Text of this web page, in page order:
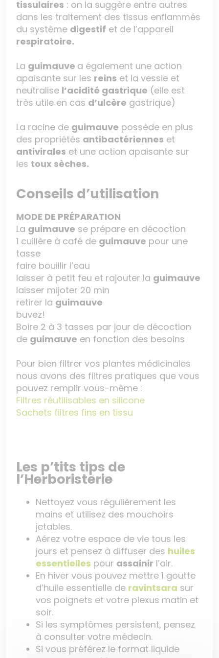
tissulaires : on la suggère entre autres
dans les traitement des tissus enflammés
du système digestif et de l’appareil
respiratoire.
La guimauve a également une action
apaisante sur les reins et la vessie et
neutralise l’acidité gastrique (elle est
très utile en cas d’ulcère gastrique)
La racine de guimauve possède en plus
des propriétés antibactériennes et
antivirales et une action apaisante sur
les toux sèches.
Conseils d’utilisation
MODE DE PRÉPARATION
La guimauve se prépare en décoction
1 cuillère à café de guimauve pour une
tasse
faire bouillir l’eau
laisser à petit feu et rajouter la guimauve
laisser mijoter 20 min
retirer la guimauve
buvez!
Boire 2 à 3 tasses par jour de décoction
de guimauve en fonction des besoins
Pour bien filtrer vos plantes médicinales
nous avons des filtres pratiques que vous
pouvez remplir vous-même :
Filtres réutilisables en silicone
Sachets filtres fins en tissu
Les p’tits tips de
l’Herboristerie
Nettoyez vous régulièrement les
mains et utilisez des mouchoirs
jetables.
Aérez votre espace de vie tous les
jours et pensez à diffuser des huiles
essentielles pour assainir l’air.
En hiver vous pouvez mettre 1 goutte
d’huile essentielle de ravintsara sur
vos poignets et votre plexus matin et
soir.
Si les symptômes persistent, pensez
à consulter votre médecin.
Si vous préférez le format liquide